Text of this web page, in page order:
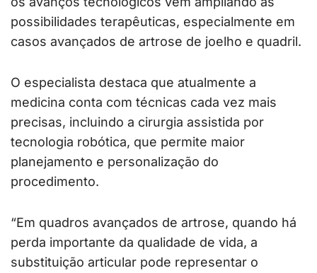
possibilidades terapêuticas, especialmente em
casos avançados de artrose de joelho e quadril.
O especialista destaca que atualmente a
medicina conta com técnicas cada vez mais
precisas, incluindo a cirurgia assistida por
tecnologia robótica, que permite maior
planejamento e personalização do
procedimento.
“Em quadros avançados de artrose, quando há
perda importante da qualidade de vida, a
substituição articular pode representar o